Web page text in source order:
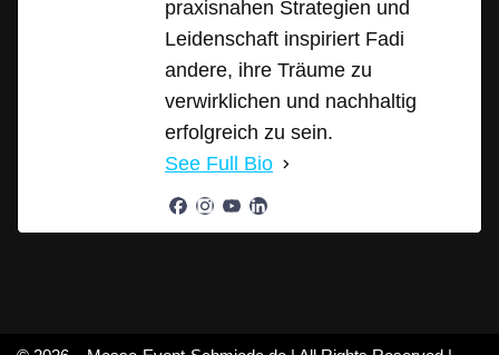
praxisnahen Strategien und
Leidenschaft inspiriert Fadi
andere, ihre Träume zu
verwirklichen und nachhaltig
erfolgreich zu sein.
See Full Bio